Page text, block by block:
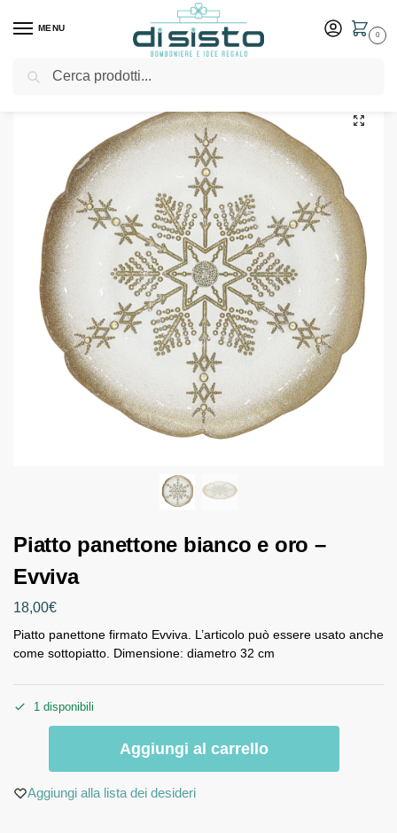
MENU
0
Home Shop Piatto panettone bianco e oro – Evviva
Piatto panettone bianco e oro –
Evviva
18,00€
Piatto panettone firmato Evviva. L’articolo può essere usato anche
come sottopiatto. Dimensione: diametro 32 cm
1 disponibili
Aggiungi al carrello
Aggiungi alla lista dei desideri